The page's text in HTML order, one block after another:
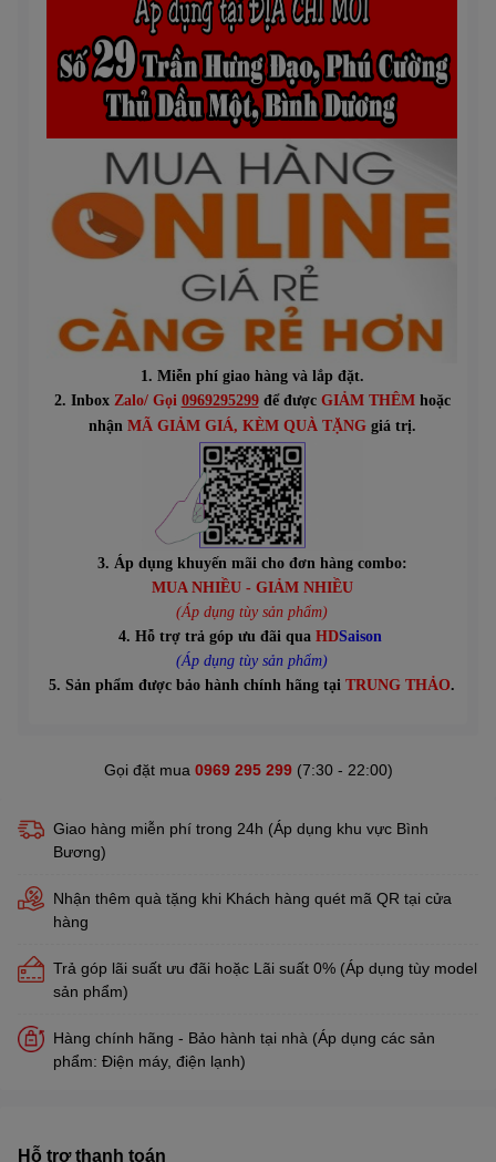
1. Miễn phí giao hàng và lắp đặt.
2. Inbox Zalo/ Gọi 0969295299để được GIẢM THÊMhoặc
nhận MÃ GIẢM GIÁ, KÈM QUÀ TẶNGgiá trị.
3. Áp dụng khuyến mãi cho đơn hàng combo:
MUA NHIỀU - GIẢM NHIỀU
(Áp dụng tùy sản phẩm)
4. Hỗ trợ trả góp ưu đãi qua HDSaison
(Áp dụng tùy sản phẩm)
5. Sản phẩm được bảo hành chính hãng tại TRUNG THẢO.
Gọi đặt mua 0969 295 299(7:30 - 22:00)
Giao hàng miễn phí trong 24h (Áp dụng khu vực Bình
Bương)
Nhận thêm quà tặng khi Khách hàng quét mã QR tại cửa
hàng
Trả góp lãi suất ưu đãi hoặc Lãi suất 0% (Áp dụng tùy model
sản phẩm)
Hàng chính hãng - Bảo hành tại nhà (Áp dụng các sản
phẩm: Điện máy, điện lạnh)
Hỗ trợ thanh toán